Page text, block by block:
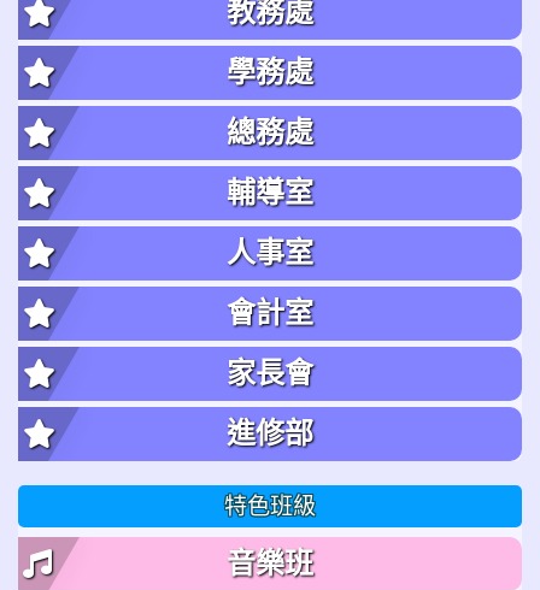
教務處
學務處
總務處
輔導室
人事室
會計室
家長會
進修部
特色班級
音樂班